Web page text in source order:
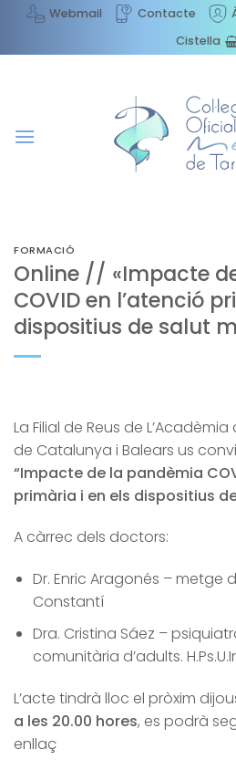
content
Webmail Contacte
Cistella
FORMACIÓ
Online // «Impacte
COVID en l’atenció
dispositius de salut
La Filial de Reus de
de Catalunya i Balears us
“Impacte de la pandèmia
primària i en els dispositius
A càrrec dels doctors:
Dr. Enric Aragonés – metge
Constantí
Dra. Cristina Sáez –
comunitària d’adults.
L’acte tindrà lloc el pròxim
a les 20.00 hores, es podrà
enllaç